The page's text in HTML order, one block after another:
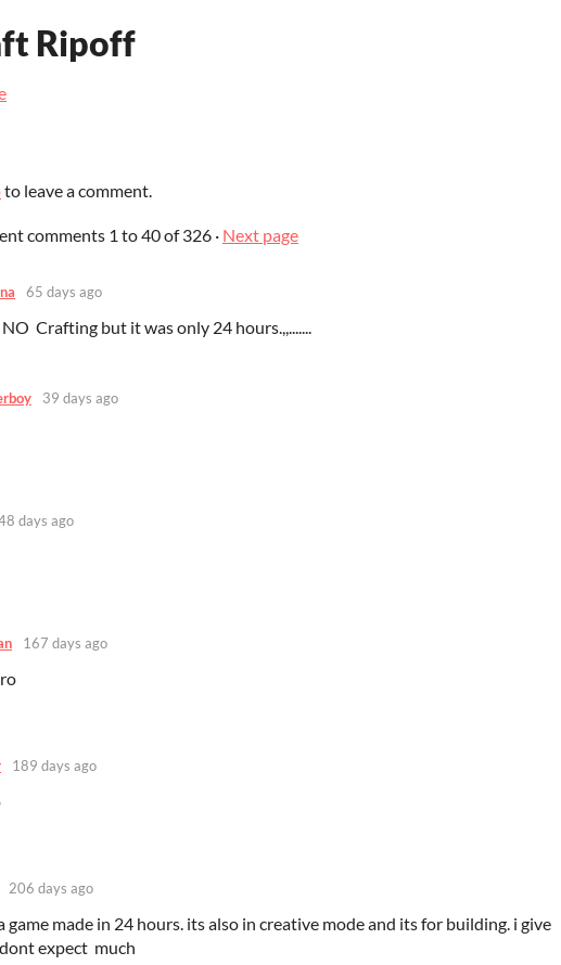
Ripoff
to leave a comment.
comments 1 to40of 326 · Next page
65 days ago
Crafting but it was only 24 hours.,,.......
39 days ago
days ago
167 days ago
189 days ago
206 days ago
game made in 24 hours. its also in creative mode and its for building. i give
expect much